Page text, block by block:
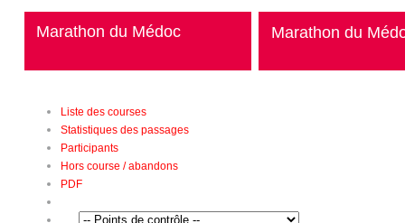
Marathon du Médoc Marathon du
Liste des courses
Statistiques des passages
Participants
Hors course / abandons
PDF